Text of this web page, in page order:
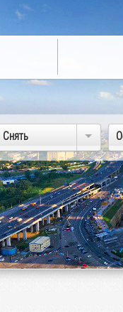
Снять